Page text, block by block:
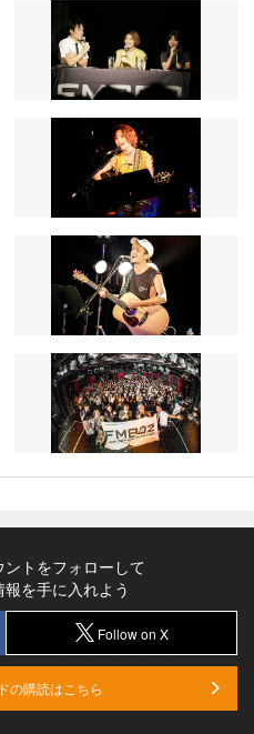
トをフォローして
を手に入れよう
Follow on X
の購読はこちら